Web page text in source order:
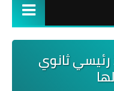
ثانوي